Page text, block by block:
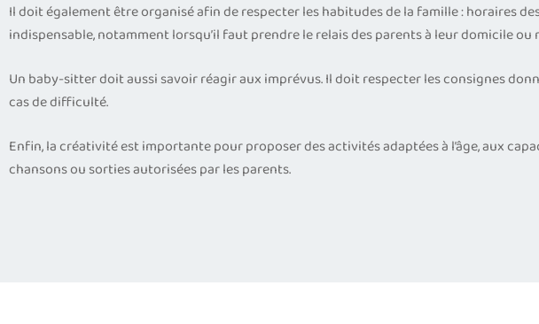
Il doit également être organisé afin de respecter les habitudes de la famille : horaires
indispensable, notamment lorsqu’il faut prendre le relais des parents à leur domicile ou
Un baby-sitter doit aussi savoir réagir aux imprévus. Il doit respecter les consignes
cas de difficulté.
Enfin, la créativité est importante pour proposer des activités adaptées à l’âge, aux
chansons ou sorties autorisées par les parents.